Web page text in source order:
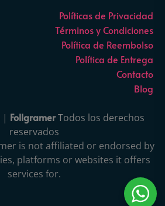
Políticas de Privacidad
Términos y Condiciones
Política de Reembolso
Política de Entrega
Contacto
Blog
| FollgramerTodos los derechos
reservados
is not affiliated or endorsed by
platforms or websites it offers
services for.